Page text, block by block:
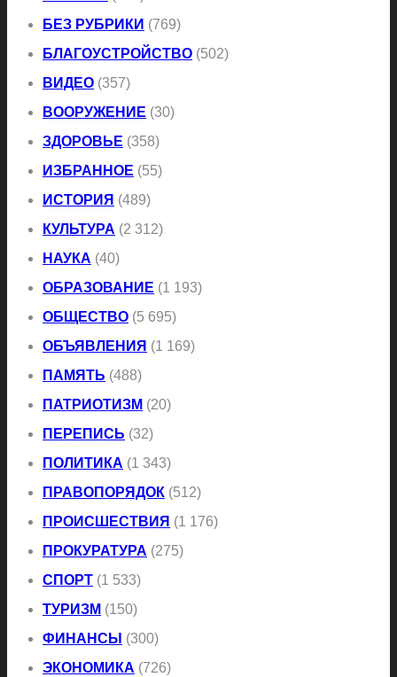
БЕЗ РУБРИКИ (769)
БЛАГОУСТРОЙСТВО (502)
ВИДЕО (357)
ВООРУЖЕНИЕ (30)
ЗДОРОВЬЕ (358)
ИЗБРАННОЕ (55)
ИСТОРИЯ (489)
КУЛЬТУРА (2 312)
НАУКА (40)
ОБРАЗОВАНИЕ (1 193)
ОБЩЕСТВО (5 695)
ОБЪЯВЛЕНИЯ (1 169)
ПАМЯТЬ (488)
ПАТРИОТИЗМ (20)
ПЕРЕПИСЬ (32)
ПОЛИТИКА (1 343)
ПРАВОПОРЯДОК (512)
ПРОИСШЕСТВИЯ (1 176)
ПРОКУРАТУРА (275)
СПОРТ (1 533)
ТУРИЗМ (150)
ФИНАНСЫ (300)
ЭКОНОМИКА (726)